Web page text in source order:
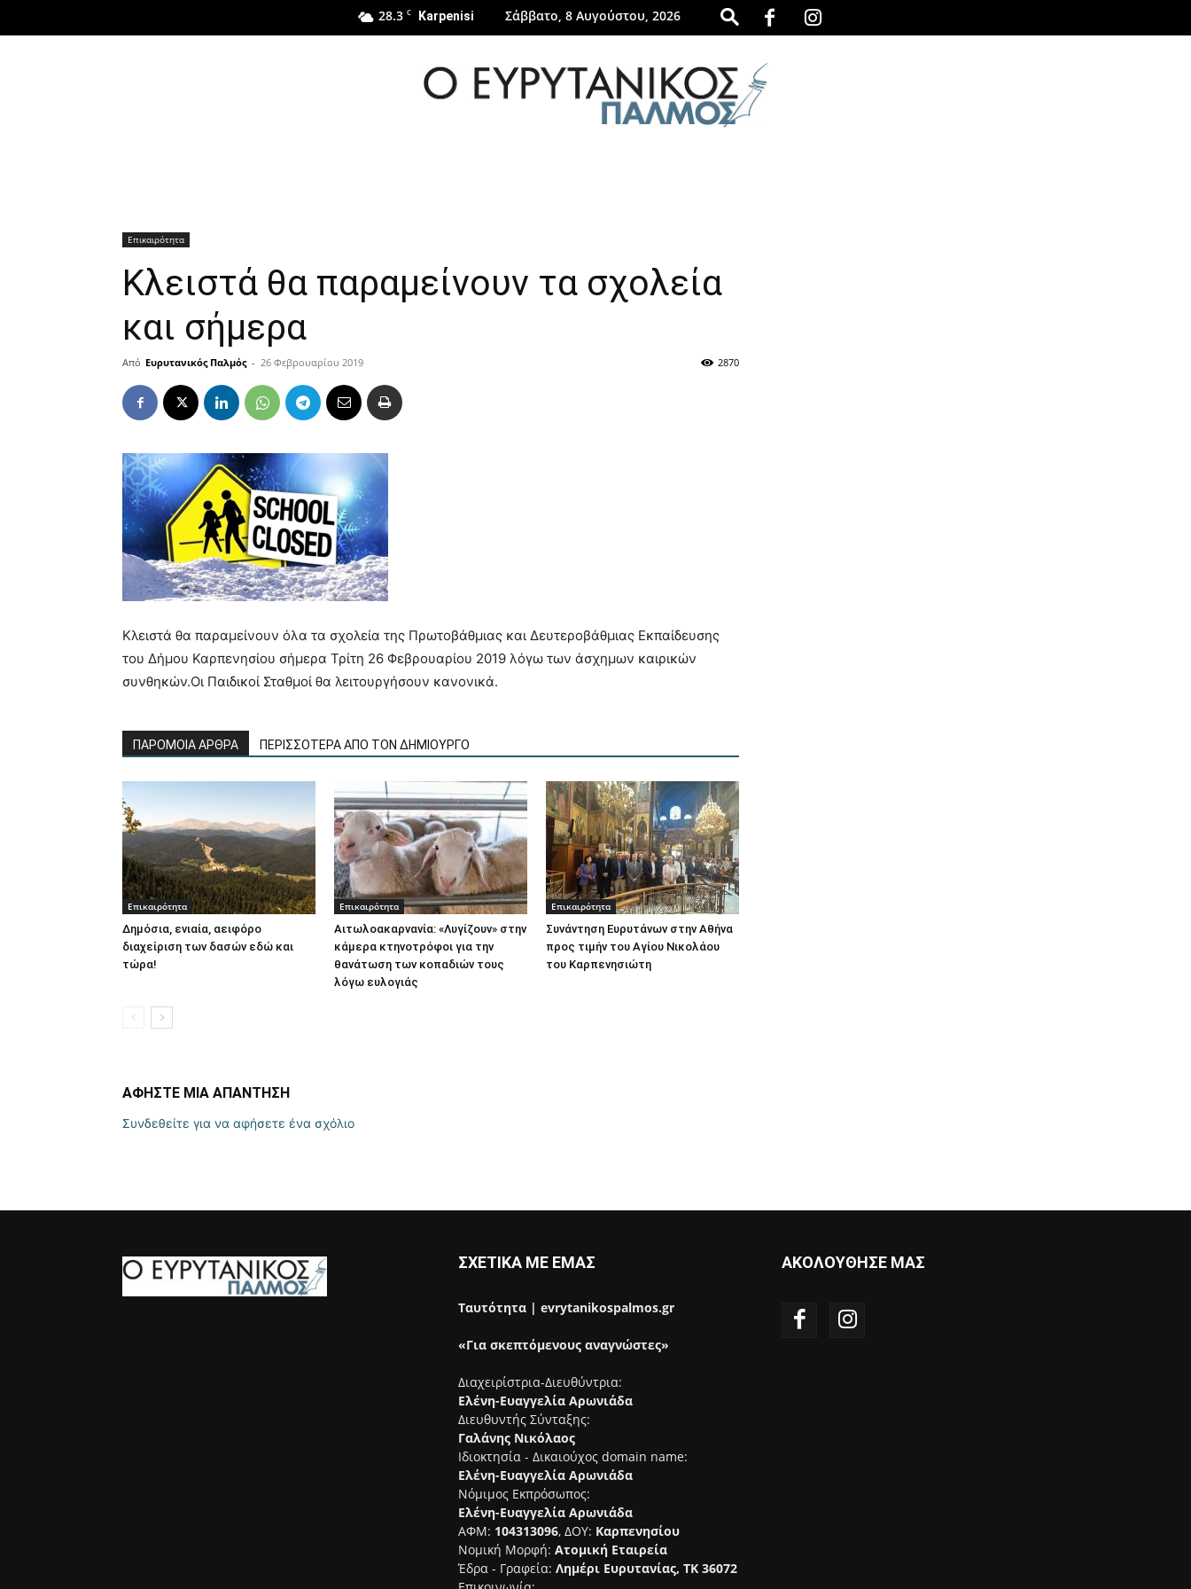
28.3 C Karpenisi Σάββατο, 8 Αυγούστου, 2026
Επικαιρότητα
Κλειστά θα παραμείνουν τα σχολεία
και σήμερα
Από Ευρυτανικός Παλμός - 26 Φεβρουαρίου 2019 2870
Κλειστά θα παραμείνουν όλα τα σχολεία της Πρωτοβάθμιας και Δευτεροβάθμιας Εκπαίδευσης
του Δήμου Καρπενησίου σήμερα Τρίτη 26 Φεβρουαρίου 2019 λόγω των άσχημων καιρικών
συνθηκών.Οι Παιδικοί Σταθμοί θα λειτουργήσουν κανονικά.
ΠΑΡΟΜΟΙΑ ΑΡΘΡΑ ΠΕΡΙΣΣΟΤΕΡΑ ΑΠΟ ΤΟΝ ΔΗΜΙΟΥΡΓΟ
Επικαιρότητα
Δημόσια, ενιαία, αειφόρο
διαχείριση των δασών εδώ και
τώρα!
Επικαιρότητα
Αιτωλοακαρνανία: «Λυγίζουν» στην
κάμερα κτηνοτρόφοι για την
θανάτωση των κοπαδιών τους
λόγω ευλογιάς
Επικαιρότητα
Συνάντηση Ευρυτάνων στην Αθήνα
προς τιμήν του Αγίου Νικολάου
του Καρπενησιώτη
ΑΦΗΣΤΕ ΜΙΑ ΑΠΑΝΤΗΣΗ
Συνδεθείτε για να αφήσετε ένα σχόλιο
ΣΧΕΤΙΚΑ ΜΕ ΕΜΑΣ
Ταυτότητα | evrytanikospalmos.gr
«Για σκεπτόμενους αναγνώστες»
Διαχειρίστρια-Διευθύντρια:
Ελένη-Ευαγγελία Αρωνιάδα
Διευθυντής Σύνταξης:
Γαλάνης Νικόλαος
Ιδιοκτησία - Δικαιούχος domain name:
Ελένη-Ευαγγελία Αρωνιάδα
Νόμιμος Εκπρόσωπος:
Ελένη-Ευαγγελία Αρωνιάδα
ΑΦΜ: 104313096, ΔΟΥ: Καρπενησίου
Νομική Μορφή: Ατομική Εταιρεία
Έδρα - Γραφεία: Λημέρι Ευρυτανίας, ΤΚ 36072
ΑΚΟΛΟΥΘΗΣΕ ΜΑΣ